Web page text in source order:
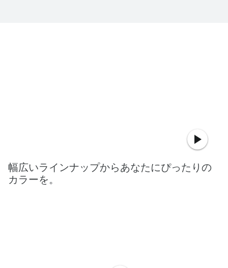
幅広いラインナップからあなたにぴったりの
カラーを。